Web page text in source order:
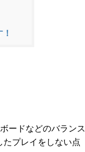
ードなどのバランス
プレイをしない点